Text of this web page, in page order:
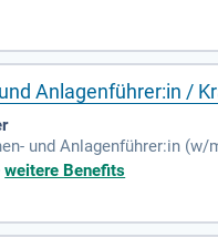
Anlagenführer:in /
und Anlagenführer:in
Einblicken in
untergebracht. Profitiere
boomt – sichere
weitere Benefits